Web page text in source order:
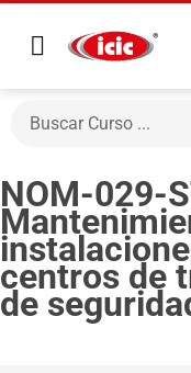
NOM-029-
centros de
de